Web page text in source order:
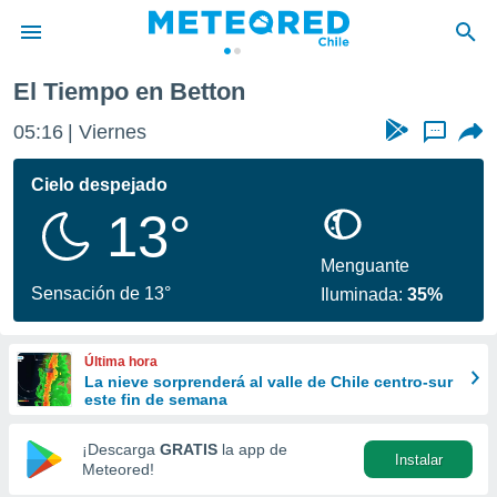
de
por
se
calidad.
a este
las
y
forma
digital
basada
El Tiempo en Betton
05:16 Viernes ...
Cielo despejado
13°
Sensación de 13°
Menguante
Iluminada:35%
Última hora
La nieve sorprenderá al valle de Chile centro-sur
este fin de semana
¡Descarga GRATIS la app de
Meteored!
Instalar